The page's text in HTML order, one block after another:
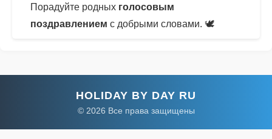
Порадуйте родных голосовым
поздравлением с добрыми словами. 🕊
HOLIDAY BY DAY RU
© 2026 Все права защищены